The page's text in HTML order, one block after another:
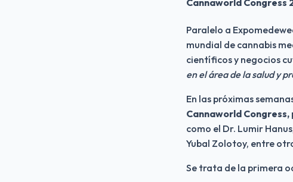
Cannaworld
Paralelo a
mundial de cannabis
científicos y negocios
en el área de la salud y
Cannaworld Congress,
como el Dr. Lumir
Yubal Zolotoy, entre
Se trata de la primera